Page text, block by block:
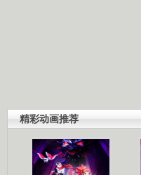
精彩动画推荐